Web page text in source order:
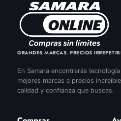
GRANDES MARCAS. PRECIOS
En Samara encontrarás
mejores marcas a precios
calidad y confianza que buscas.